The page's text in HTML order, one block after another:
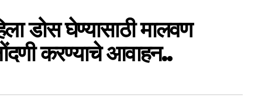
डोस घेण्यासाठी मालवण
करण्याचे आवाहन..